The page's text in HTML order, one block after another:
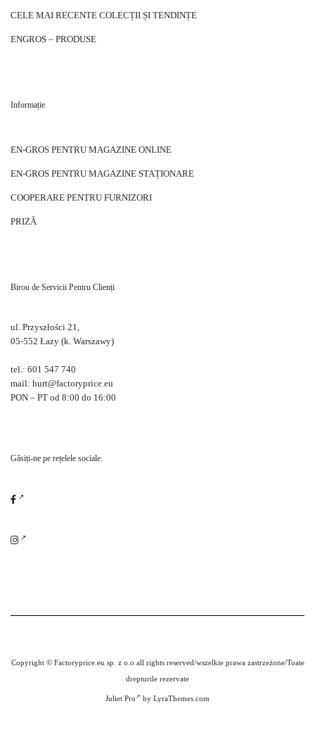
CELE MAI RECENTE COLECȚII ȘI TENDINȚE
ENGROS – PRODUSE
Informație
EN-GROS PENTRU MAGAZINE ONLINE
EN-GROS PENTRU MAGAZINE STAȚIONARE
COOPERARE PENTRU FURNIZORI
PRIZĂ
Birou de Servicii Pentru Clienți
ul. Przyszłości 21,
05-552 Łazy (k. Warszawy)
tel.: 601 547 740
mail: hurt@factoryprice.eu
PON – PT od 8:00 do 16:00
Găsiți-ne pe rețelele sociale:
Copyright © Factoryprice.eu sp. z o.o all rights reserved/wszelkie prawa zastrzeżone/Toate
drepturile rezervate
Juliet Pro by LyraThemes.com